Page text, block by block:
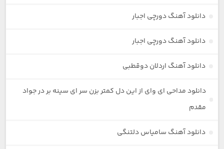
دانلود آهنگ دورچی اجبار
دانلود آهنگ دورچی اجبار
دانلود آهنگ اردلان دوقطبی
دانلود مداحی ای وای از این دل کمتر بزن سر ای سینه بر در جواد
مقدم
دانلود آهنگ سامیاس دلتنگی